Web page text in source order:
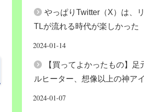
やっぱりTwitter（X）は、
TLが流れる時代が楽しかった
2024-01-14
【買ってよかったもの】足
ルヒーター、想像以上の神ア
2024-01-07